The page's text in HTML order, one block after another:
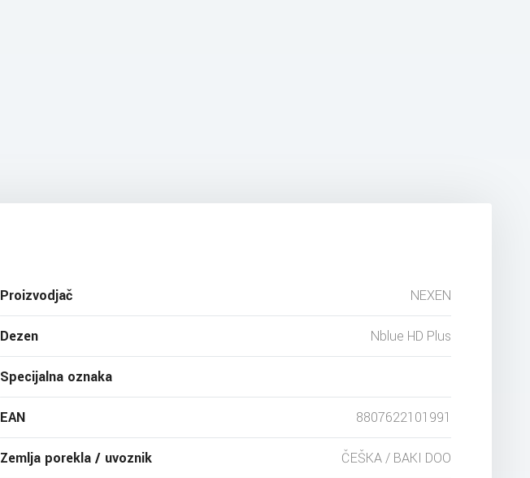
Proizvodjač NEXEN
Dezen Nblue HD Plus
Specijalna oznaka
EAN 8807622101991
Zemlja porekla / uvoznik ČEŠKA / BAKI DOO